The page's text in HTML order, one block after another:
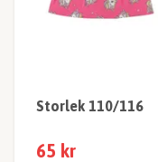
Storlek 110/116
65 kr